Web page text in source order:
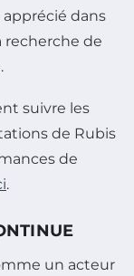
dans
recherche de
suivre les
de Rubis
de
.
un acteur